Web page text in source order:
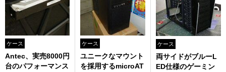
ケース
Antec、実売8000円
台のパフォーマンス
ケース
ユニークなマウント
を採用するmicroAT
ケース
両サイドがブルーL
ED仕様のゲーミン